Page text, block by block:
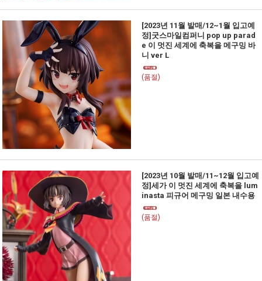
[2023년 11월 발매/12~1월 입고예
정]굿스마일컴퍼니 pop up parad
e 이 멋진 세계에 축복을 메구밍 바
니 ver L
(품절)
[2023년 10월 발매/11~12월 입고예
정]세가 이 멋진 세계에 축복을 lum
inasta 피규어 메구밍 일본 내수용
(품절)